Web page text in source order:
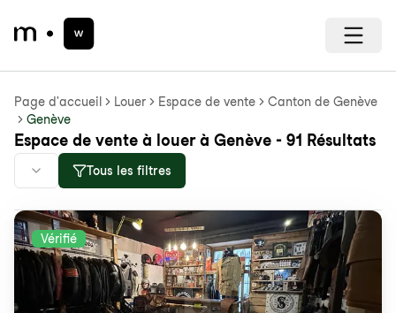
Page d'accueil Louer Espace de vente
Canton de Genève
Genève
Espace de vente à louer à Genève - 91 Résultats
Tous les filtres
Vérifié